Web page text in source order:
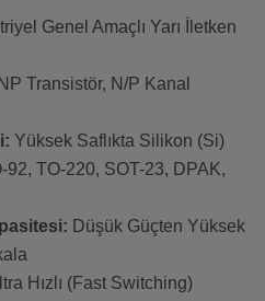
Genel Amaçlı Yarı İletken
Transistör, N/P Kanal
Yüksek Saflıkta Silikon (Si)
92, TO-220, SOT-23, DPAK,
Düşük Güçten Yüksek
Hızlı (Fast Switching)